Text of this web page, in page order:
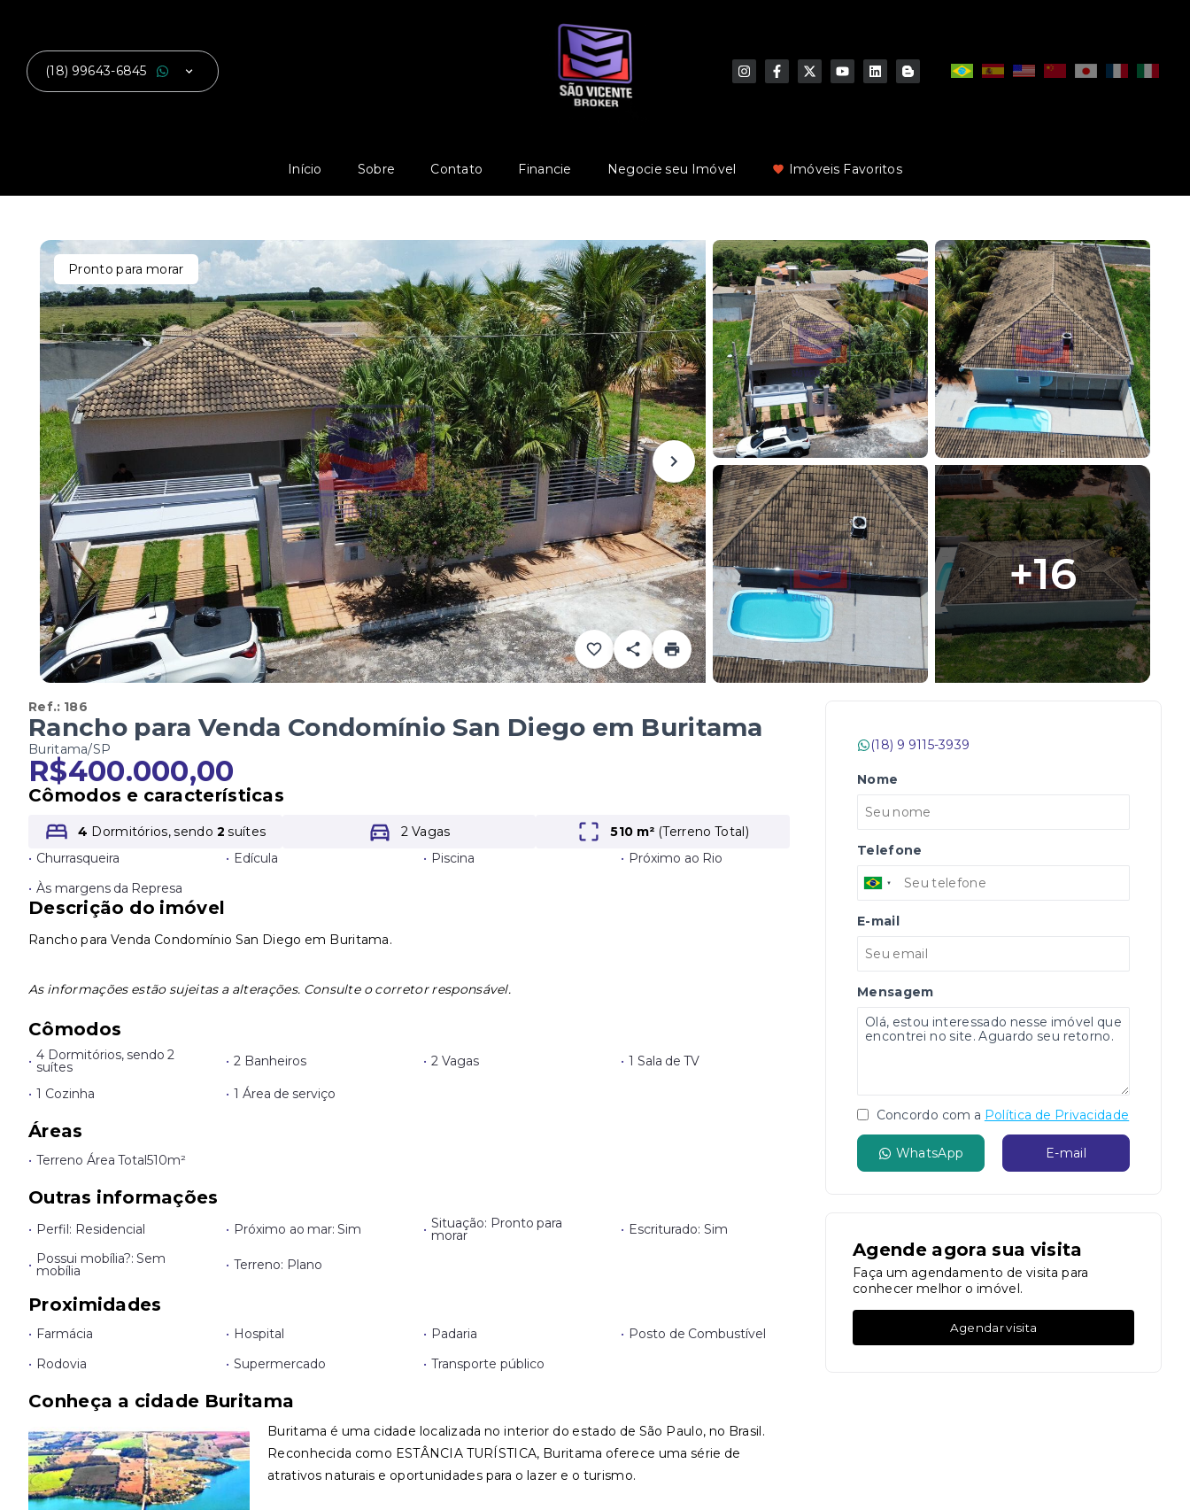
(18) 99643-6845
Início Sobre Contato Financie Negocie seu Imóvel Imóveis Favoritos
Pronto para morar
+16
Ref.: 186
Rancho para Venda Condomínio San Diego em Buritama
Buritama/SP
R$400.000,00
Cômodos e características
4 Dormitórios, sendo 2 suítes 2 Vagas 510 m² (Terreno Total)
• Churrasqueira • Edícula • Piscina • Próximo ao Rio
• Às margens da Represa
Descrição do imóvel
Rancho para Venda Condomínio San Diego em Buritama.
As informações estão sujeitas a alterações. Consulte o corretor responsável.
Cômodos
• 4 Dormitórios, sendo 2
suítes • 2 Banheiros • 2 Vagas • 1 Sala de TV
• 1 Cozinha • 1 Área de serviço
Áreas
• Terreno Área Total510m²
Outras informações
• Perfil: Residencial • Próximo ao mar: Sim • Situação: Pronto para
morar • Escriturado: Sim
• Possui mobília?: Sem
mobília • Terreno: Plano
Proximidades
• Farmácia • Hospital • Padaria • Posto de Combustível
• Rodovia • Supermercado • Transporte público
Conheça a cidade Buritama
Buritama é uma cidade localizada no interior do estado de São Paulo, no Brasil.
Reconhecida como ESTÂNCIA TURÍSTICA, Buritama oferece uma série de
atrativos naturais e oportunidades para o lazer e o turismo.
(18) 9 9115-3939
Nome
Telefone
E-mail
Mensagem
Concordo com a Política de Privacidade
WhatsApp E-mail
Agende agora sua visita
Faça um agendamento de visita para
conhecer melhor o imóvel.
Agendar visita